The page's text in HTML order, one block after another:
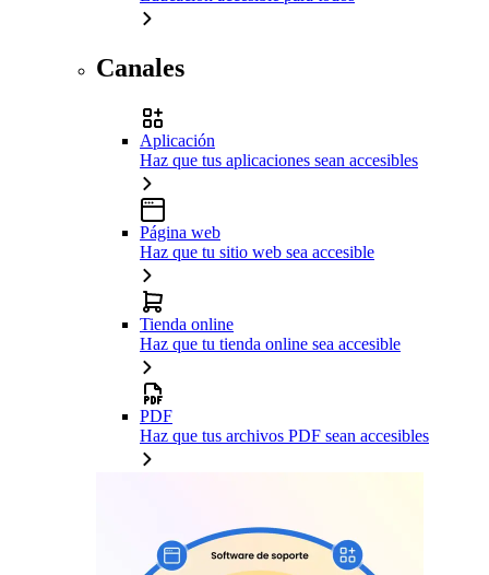
Canales
Aplicación
Haz que tus aplicaciones sean accesibles
Página web
Haz que tu sitio web sea accesible
Tienda online
Haz que tu tienda online sea accesible
PDF
Haz que tus archivos PDF sean accesibles